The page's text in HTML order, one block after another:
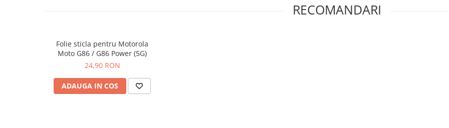
RECOMANDARI
Folie sticla pentru Motorola
Moto G86 / G86 Power (5G)
24,90 RON
ADAUGA IN COS